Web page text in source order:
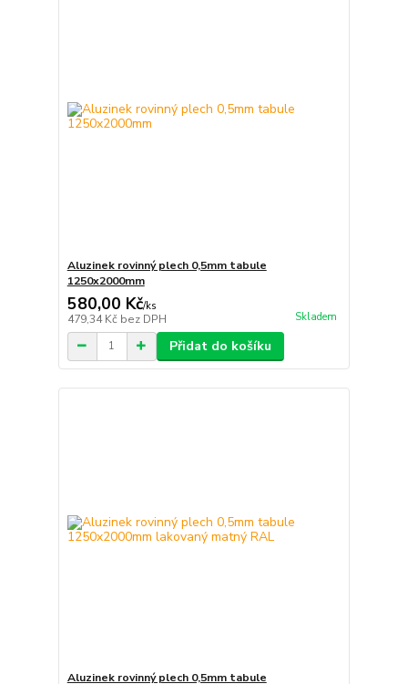
Aluzinek rovinný plech 0,5mm tabule
1250x2000mm
580,00 Kč/ks
479,34 Kč bez DPH Skladem
Přidat do košíku
Aluzinek rovinný plech 0,5mm tabule